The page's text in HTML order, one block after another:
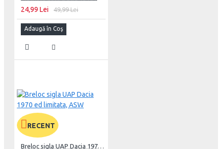
24,99 Lei 49,99 Lei
Adaugă în Coş
RECENT